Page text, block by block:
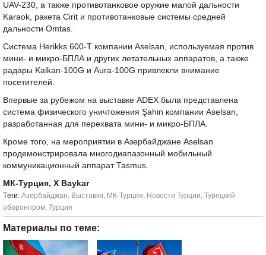
UAV-230, а также противотанковое оружие малой дальности
Karaok, ракета Cirit и противотанковые системы средней
дальности Omtas.
Система Herikks 600-T компании Aselsan, используемая против
мини- и микро-БПЛА и других летательных аппаратов, а также
радары Kalkan-100G и Aura-100G привлекли внимание
посетителей.
Впервые за рубежом на выставке ADEX была представлена
система физического уничтожения Şahin компании Aselsan,
разработанная для перехвата мини- и микро-БПЛА.
Кроме того, на мероприятии в Азербайджане Aselsan
продемонстрировала многодиапазонный мобильный
коммуникационный аппарат Tasmus.
МК-Турция, X Baykar
Tеги: Азербайджан, Выставки, МК-Турция, Новости Турции, Турецкий
оборонпром, Турция
Материалы по теме: